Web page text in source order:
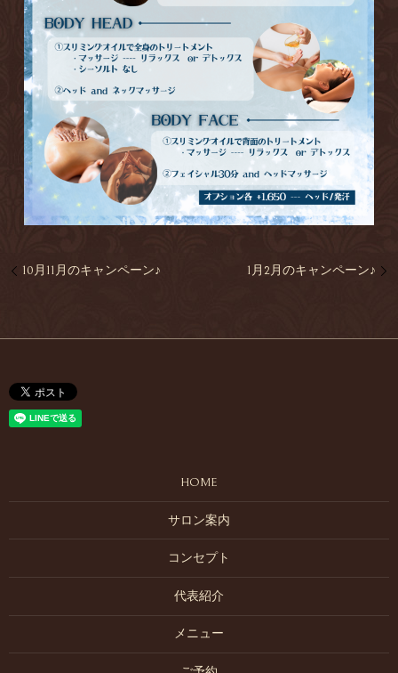
10月11月のキャンペーン♪ 1月2月のキャンペーン♪
HOME
サロン案内
コンセプト
代表紹介
メニュー